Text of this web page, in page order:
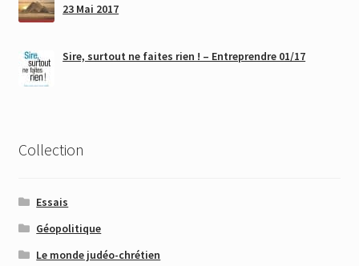
23 Mai 2017
Sire, surtout ne faites rien ! – Entreprendre 01/17
Collection
Essais
Géopolitique
Le monde judéo-chrétien